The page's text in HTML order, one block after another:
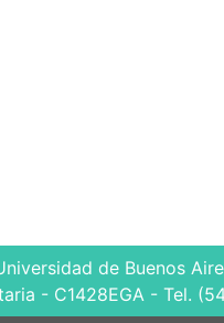
de Buenos
- C1428EGA - Tel.